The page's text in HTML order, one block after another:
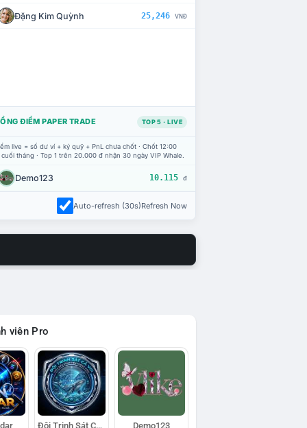
Đặng Kim Quỳnh 25,246 VNĐ
ĐIỂM PAPER TRADE TOP 5 · LIVE
live = số dư ví + ký quỹ + PnL chưa chốt · Chốt 12:00
tháng · Top 1 trên 20.000 đ nhận 30 ngày VIP Whale.
Demo123 10.115 đ
Auto-refresh (30s)Refresh Now
viên Pro
Đội Trinh Sát Cá Voi Demo123